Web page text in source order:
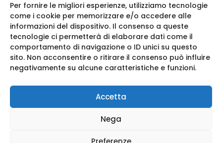
Per fornire le migliori esperienze, utilizziamo tecnologie
come i cookie per memorizzare e/o accedere alle
informazioni del dispositivo. Il consenso a queste
tecnologie ci permetterà di elaborare dati come il
comportamento di navigazione o ID unici su questo
sito. Non acconsentire o ritirare il consenso può influire
negativamente su alcune caratteristiche e funzioni.
Accetta
Nega
Seguici anche su:
© 2016 Web Agency Milano - WEB REVOLUTION MILANO
SRLS. All Rights Reserved.
enzia Web Milano
ati